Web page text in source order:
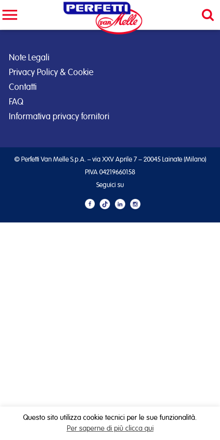
Note Legali
Privacy Policy & Cookie
Contatti
FAQ
Informativa privacy fornitori
© Perfetti Van Melle S.p.A. – via XXV Aprile 7 – 20045 Lainate (Milano)
PIVA 04219660158
Seguici su
Questo sito utilizza cookie tecnici per le sue funzionalità.
Per saperne di più clicca qui